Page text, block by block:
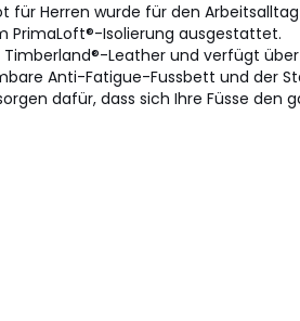
für Herren wurde für den
PrimaLoft®-Isolierung ausgestattet.
Leather und verfügt
Anti-Fatigue-Fussbett und der
dafür, dass sich Ihre Füsse den